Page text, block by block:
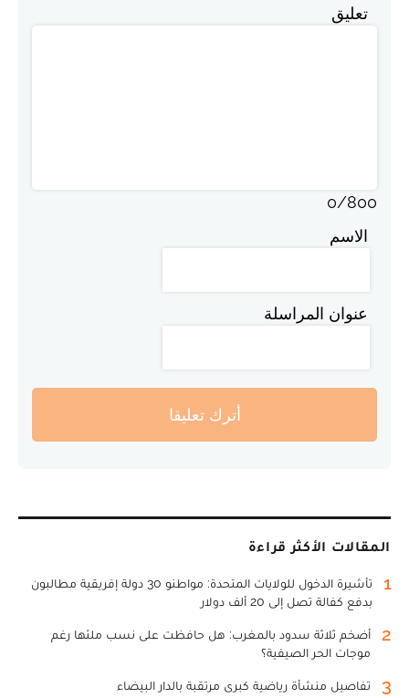
تعليق
0/800
الاسم
عنوان المراسلة
أترك تعليقا
المقالات الأكثر قراءة
1
تأشيرة الدخول للولايات المتحدة: مواطنو 30 دولة إفريقية مطالبون
بدفع كفالة تصل إلى 20 ألف دولار
2
أضخم ثلاثة سدود بالمغرب: هل حافظت على نسب ملئها رغم
موجات الحر الصيفية؟
3 تفاصيل منشأة رياضية كبرى مرتقبة بالدار البيضاء